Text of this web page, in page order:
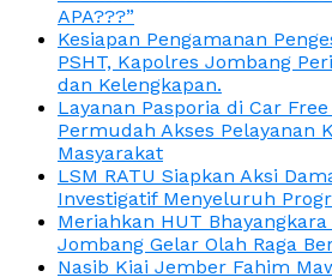
APA???”
Kesiapan Pengamanan
PSHT, Kapolres Jombang
dan Kelengkapan.
Layanan Pasporia di Car
Permudah Akses Pelayanan
Masyarakat
LSM RATU Siapkan Aksi
Investigatif Menyeluruh
Meriahkan HUT
Jombang Gelar Olah Raga
Nasib Kiai Jember Fahim